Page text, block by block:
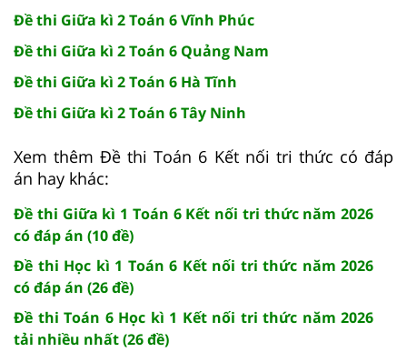
Đề thi Giữa kì 2 Toán 6 Vĩnh Phúc
Đề thi Giữa kì 2 Toán 6 Quảng Nam
Đề thi Giữa kì 2 Toán 6 Hà Tĩnh
Đề thi Giữa kì 2 Toán 6 Tây Ninh
Xem thêm Đề thi Toán 6 Kết nối tri thức có đáp
án hay khác:
Đề thi Giữa kì 1 Toán 6 Kết nối tri thức năm 2026
có đáp án (10 đề)
Đề thi Học kì 1 Toán 6 Kết nối tri thức năm 2026
có đáp án (26 đề)
Đề thi Toán 6 Học kì 1 Kết nối tri thức năm 2026
tải nhiều nhất (26 đề)